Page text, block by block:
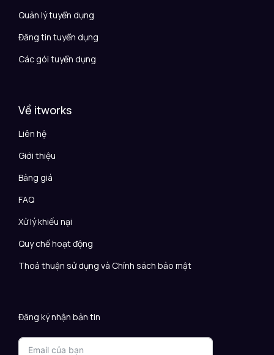
Quản lý tuyển dụng
Đăng tin tuyển dụng
Các gói tuyển dụng
Về itworks
Liên hệ
Giới thiệu
Bảng giá
FAQ
Xử lý khiếu nại
Quy chế hoạt động
Thoả thuận sử dụng và Chính sách bảo mật
Đăng ký nhận bản tin